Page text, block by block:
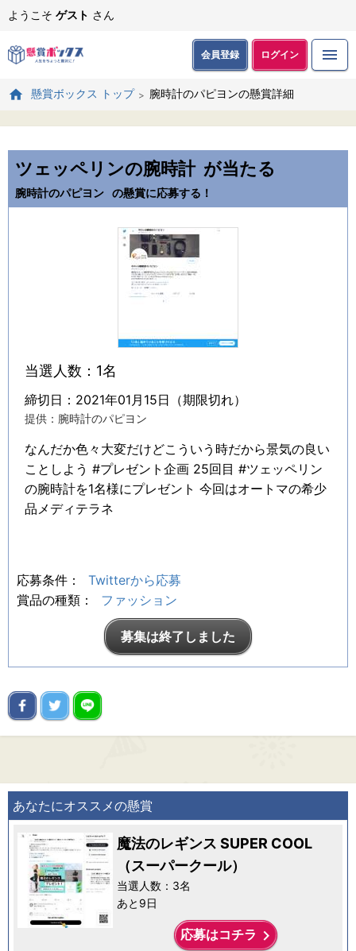
ようこそ ゲスト さん
会員登録 ログイン
懸賞ボックス トップ 腕時計のパピヨンの懸賞詳細
ツェッペリンの腕時計 が当たる
腕時計のパピヨン の懸賞に応募する！
当選人数：1名
締切日：2021年01月15日（期限切れ）
提供：腕時計のパピヨン
なんだか色々大変だけどこういう時だから景気の良い
ことしよう #プレゼント企画 25回目 #ツェッペリン
の腕時計を1名様にプレゼント 今回はオートマの希少
品メディテラネ
応募条件：
Twitterから応募
賞品の種類：
ファッション
募集は終了しました
あなたにオススメの懸賞
魔法のレギンス SUPER COOL
（スーパークール）
当選人数：3名
あと9日
応募はコチラ keyboard_arrow_right